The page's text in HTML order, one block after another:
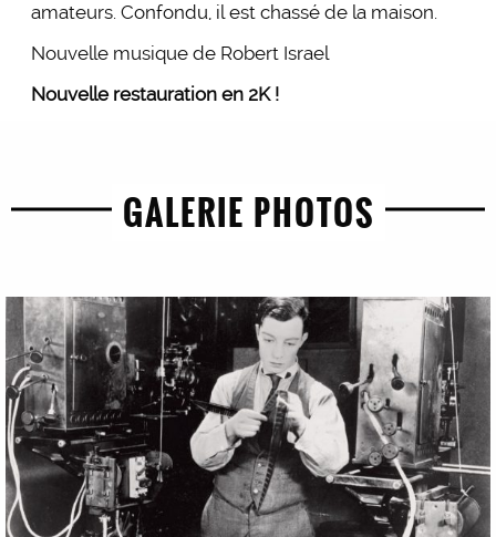
amateurs. Confondu, il est chassé de la maison.
Nouvelle musique de Robert Israel
Nouvelle restauration en 2K !
GALERIE PHOTOS